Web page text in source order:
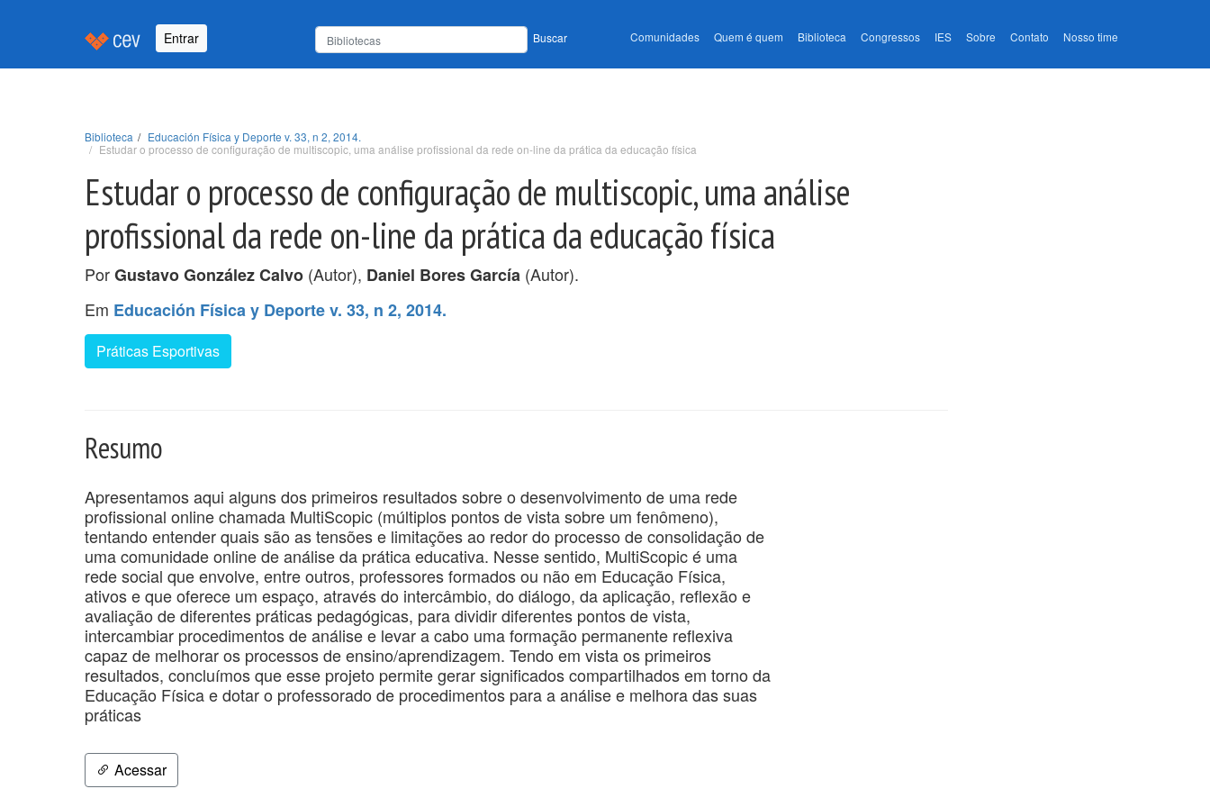
Entrar Buscar Comunidades Quem é quem Biblioteca Congressos IES Sobre Contato Nosso time
Biblioteca
Educación Física y Deporte v. 33, n 2, 2014.
Estudar o processo de configuração de multiscopic, uma análise profissional da rede on-line da prática da educação física
Estudar o processo de configuração de multiscopic, uma análise
profissional da rede on-line da prática da educação física
PorGustavo González Calvo (Autor), Daniel Bores García (Autor).
Em Educación Física y Deporte v. 33, n 2, 2014.
Práticas Esportivas
Resumo
Apresentamos aqui alguns dos primeiros resultados sobre o desenvolvimento de uma rede
profissional online chamada MultiScopic (múltiplos pontos de vista sobre um fenômeno),
tentando entender quais são as tensões e limitações ao redor do processo de consolidação de
uma comunidade online de análise da prática educativa. Nesse sentido, MultiScopic é uma
rede social que envolve, entre outros, professores formados ou não em Educação Física,
ativos e que oferece um espaço, através do intercâmbio, do diálogo, da aplicação, reflexão e
avaliação de diferentes práticas pedagógicas, para dividir diferentes pontos de vista,
intercambiar procedimentos de análise e levar a cabo uma formação permanente reflexiva
capaz de melhorar os processos de ensino/aprendizagem. Tendo em vista os primeiros
resultados, concluímos que esse projeto permite gerar significados compartilhados em torno da
Educação Física e dotar o professorado de procedimentos para a análise e melhora das suas
práticas
Acessar